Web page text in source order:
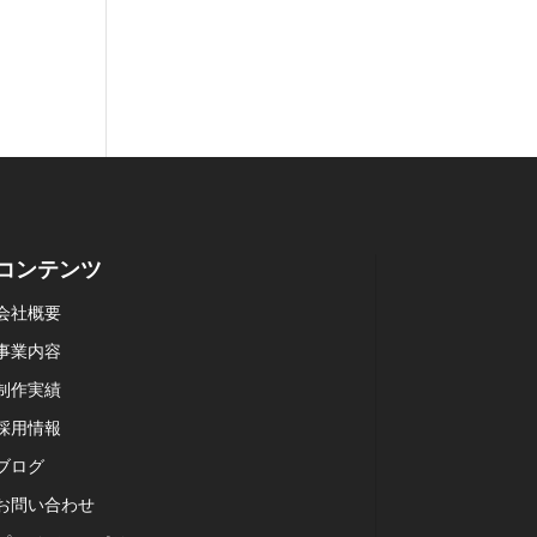
ンテンツ
社概要
業内容
作実績
用情報
ログ
問い合わせ